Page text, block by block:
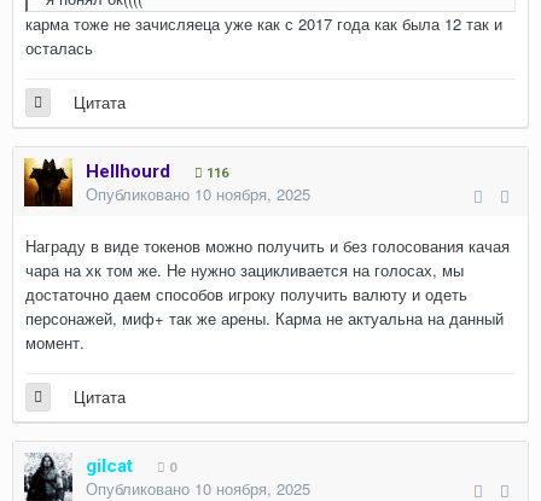
карма тоже не зачисляеца уже как с 2017 года как была 12 так и
осталась
Цитата
Hellhourd 116
Опубликовано 10 ноября, 2025
Награду в виде токенов можно получить и без голосования качая
чара на хк том же. Не нужно зацикливается на голосах, мы
достаточно даем способов игроку получить валюту и одеть
персонажей, миф+ так же арены. Карма не актуальна на данный
момент.
Цитата
gilcat 0
Опубликовано 10 ноября, 2025